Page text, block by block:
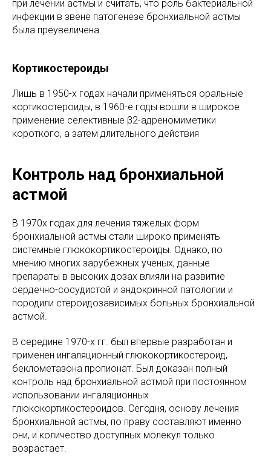
при лечении астмы и считать, что роль бактериальной
инфекции в звене патогенезе бронхиальной астмы
была преувеличена.
Кортикостероиды
Лишь в 1950-х годах начали применяться оральные
кортикостероиды, в 1960-е годы вошли в широкое
применение селективные β2-адреномиметики
короткого, а затем длительного действия
Контроль над бронхиальной
астмой
В 1970х годах для лечения тяжелых форм
бронхиальной астмы стали широко применять
системные глюкокортикостероиды. Однако, по
мнению многих зарубежных ученых, данные
препараты в высоких дозах влияли на развитие
сердечно-сосудистой и эндокринной патологии и
породили стероидозависимых больных бронхиальной
астмой.
В середине 1970-х гг. был впервые разработан и
применен ингаляционный глюкокортикостероид,
беклометазона пропионат. Был доказан полный
контроль над бронхиальной астмой при постоянном
использовании ингаляционных
глюкокортикостероидов. Сегодня, основу лечения
бронхиальной астмы, по праву составляют именно
они, и количество доступных молекул только
возрастает.